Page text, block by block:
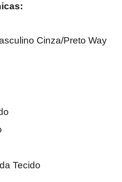
Cinza/Preto Way
Tecido